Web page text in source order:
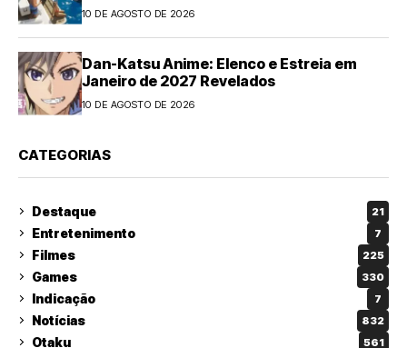
10 DE AGOSTO DE 2026
Dan-Katsu Anime: Elenco e Estreia em
Janeiro de 2027 Revelados
10 DE AGOSTO DE 2026
CATEGORIAS
Destaque 21
Entretenimento 7
Filmes 225
Games 330
Indicação 7
Notícias 832
Otaku 561